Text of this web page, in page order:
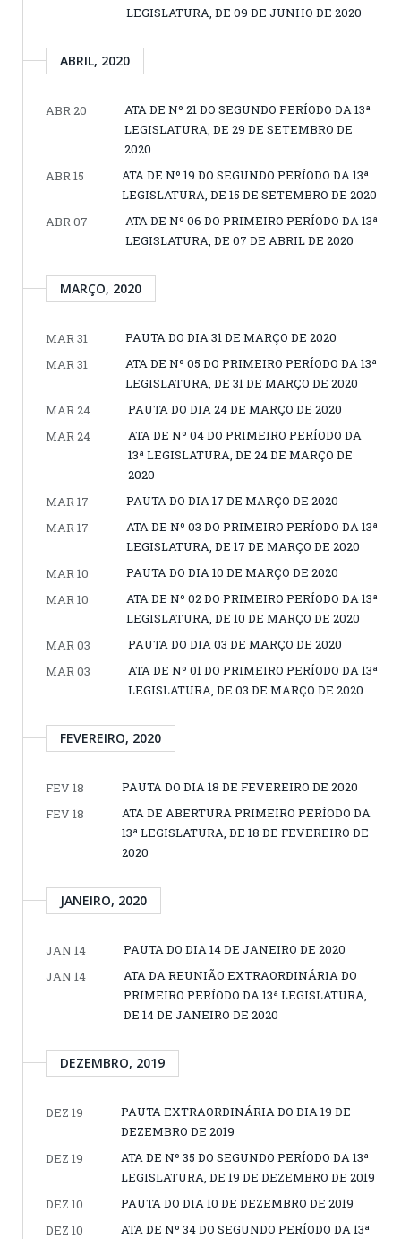
LEGISLATURA, DE 09 DE JUNHO DE 2020
ABRIL, 2020
ABR 20
ATA DE Nº 21 DO SEGUNDO PERÍODO DA 13ª
LEGISLATURA, DE 29 DE SETEMBRO DE
2020
ABR 15
ATA DE Nº 19 DO SEGUNDO PERÍODO DA 13ª
LEGISLATURA, DE 15 DE SETEMBRO DE 2020
ABR 07
ATA DE Nº 06 DO PRIMEIRO PERÍODO DA 13ª
LEGISLATURA, DE 07 DE ABRIL DE 2020
MARÇO, 2020
MAR 31
PAUTA DO DIA 31 DE MARÇO DE 2020
MAR 31
ATA DE Nº 05 DO PRIMEIRO PERÍODO DA 13ª
LEGISLATURA, DE 31 DE MARÇO DE 2020
MAR 24
PAUTA DO DIA 24 DE MARÇO DE 2020
MAR 24
ATA DE Nº 04 DO PRIMEIRO PERÍODO DA
13ª LEGISLATURA, DE 24 DE MARÇO DE
2020
MAR 17
PAUTA DO DIA 17 DE MARÇO DE 2020
MAR 17
ATA DE Nº 03 DO PRIMEIRO PERÍODO DA 13ª
LEGISLATURA, DE 17 DE MARÇO DE 2020
MAR 10
PAUTA DO DIA 10 DE MARÇO DE 2020
MAR 10
ATA DE Nº 02 DO PRIMEIRO PERÍODO DA 13ª
LEGISLATURA, DE 10 DE MARÇO DE 2020
MAR 03
PAUTA DO DIA 03 DE MARÇO DE 2020
MAR 03
ATA DE Nº 01 DO PRIMEIRO PERÍODO DA 13ª
LEGISLATURA, DE 03 DE MARÇO DE 2020
FEVEREIRO, 2020
FEV 18
PAUTA DO DIA 18 DE FEVEREIRO DE 2020
FEV 18
ATA DE ABERTURA PRIMEIRO PERÍODO DA
13ª LEGISLATURA, DE 18 DE FEVEREIRO DE
2020
JANEIRO, 2020
JAN 14
PAUTA DO DIA 14 DE JANEIRO DE 2020
JAN 14
ATA DA REUNIÃO EXTRAORDINÁRIA DO
PRIMEIRO PERÍODO DA 13ª LEGISLATURA,
DE 14 DE JANEIRO DE 2020
DEZEMBRO, 2019
DEZ 19
PAUTA EXTRAORDINÁRIA DO DIA 19 DE
DEZEMBRO DE 2019
DEZ 19
ATA DE Nº 35 DO SEGUNDO PERÍODO DA 13ª
LEGISLATURA, DE 19 DE DEZEMBRO DE 2019
DEZ 10
PAUTA DO DIA 10 DE DEZEMBRO DE 2019
DEZ 10
ATA DE Nº 34 DO SEGUNDO PERÍODO DA 13ª